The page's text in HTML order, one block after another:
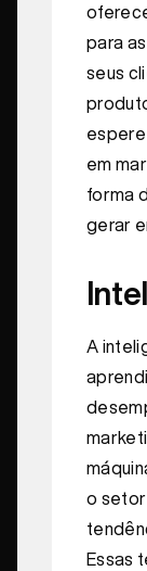
para
seus
espere
em
forma
gerar
A
o setor
Essas